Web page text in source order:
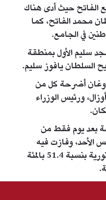
الفاتح حيث أدى هناك
محمد الفاتح، كما
في الجامع.
سليم الأول بمنطقة
السلطان يافوز سليم.
أضرحة كل من
ورئيس الوزراء
بعد يوم فقط من
الأحد، وفازت فيه
الأصوات المؤيدة للتعديلات الدستورية بنسبة 51.4 بالمئة